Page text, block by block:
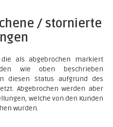
/ stornierte
die als abgebrochen markiert
wie oben beschrieben
diesen Status aufgrund des
Abgebrochen werden aber
welche von den Kunden
wurden.